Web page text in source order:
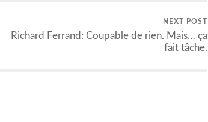
NEXT POST
Richard Ferrand: Coupable de rien. Mais… ça
fait tâche.